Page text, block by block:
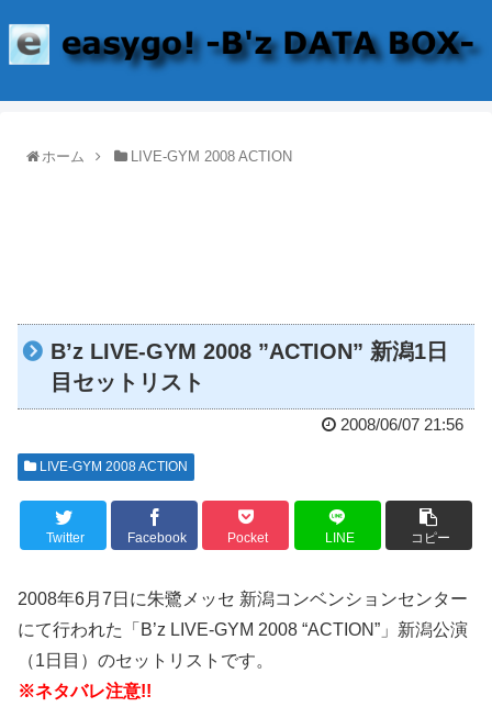
ホーム LIVE-GYM 2008 ACTION
B’z LIVE-GYM 2008 ”ACTION” 新潟1日
目セットリスト
2008/06/07 21:56
LIVE-GYM 2008 ACTION
Twitter Facebook Pocket LINE コピー
2008年6月7日に朱鷺メッセ 新潟コンベンションセンター
にて行われた「B’z LIVE-GYM 2008 “ACTION”」新潟公演
（1日目）のセットリストです。
※ネタバレ注意!!